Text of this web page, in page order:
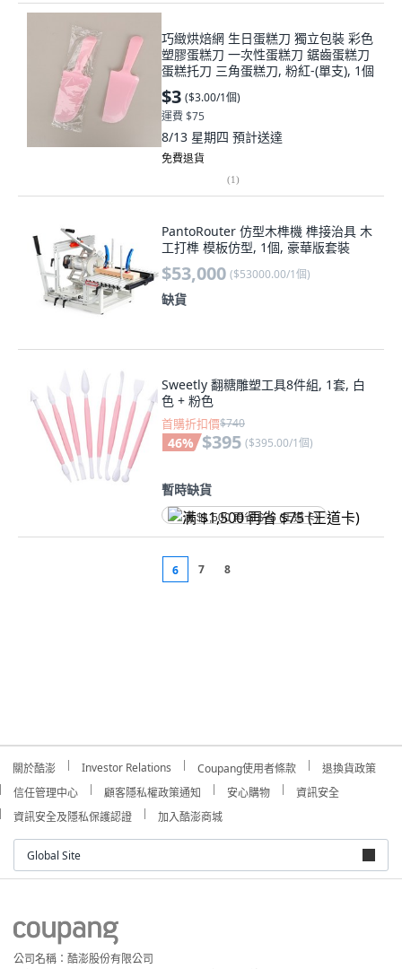
巧緻烘焙網 生日蛋糕刀 獨立包裝 彩色
塑膠蛋糕刀 一次性蛋糕刀 鋸齒蛋糕刀
蛋糕托刀 三角蛋糕刀, 粉紅-(單支), 1個
$3 ($3.00/1個)
運費 $75
8/13 星期四 預計送達
免費退貨
(1)
PantoRouter 仿型木榫機 榫接治具 木
工打榫 模板仿型, 1個, 豪華版套裝
$53,000 ($53000.00/1個)
缺貨
Sweetly 翻糖雕塑工具8件組, 1套, 白
色 + 粉色
首購折扣價$740
46% $395 ($395.00/1個)
暫時缺貨
满 $1,500 再省 $75 (王道卡)
6 7 8
關於酷澎 Investor Relations Coupang使用者條款
退換貨政策
信任管理中心
顧客隱私權政策通知 安心購物
資訊安全
資訊安全及隱私保護認證
加入酷澎商城
Global Site
公司名稱：酷澎股份有限公司